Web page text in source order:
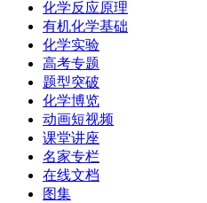
化学反应原理
有机化学基础
化学实验
高考专题
题型突破
化学博览
动画短视频
课堂讲座
名家专栏
在线文档
图集